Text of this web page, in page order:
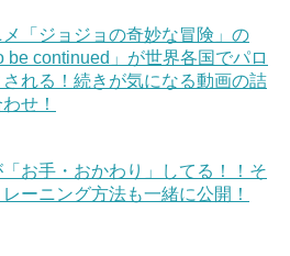
メ「ジョジョの奇妙な冒険」の
be continued」が世界各国でパロ
される！続きが気になる動画の詰
せ！
お手・おかわり」してる！！そ
ーニング方法も一緒に公開！